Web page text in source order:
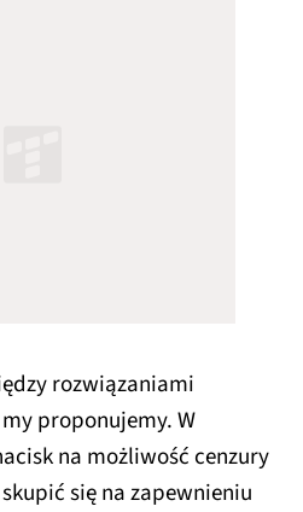
rozwiązaniami
proponujemy. W
na możliwość cenzury
się na zapewnieniu